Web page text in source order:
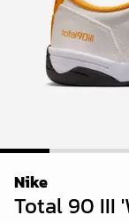
1 2 3
Nike
Total 90 III